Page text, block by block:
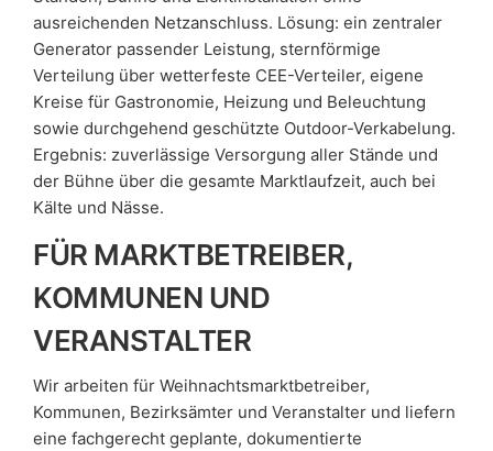
ausreichenden Netzanschluss. Lösung: ein zentraler
Generator passender Leistung, sternförmige
Verteilung über wetterfeste CEE-Verteiler, eigene
Kreise für Gastronomie, Heizung und Beleuchtung
sowie durchgehend geschützte Outdoor-Verkabelung.
Ergebnis: zuverlässige Versorgung aller Stände und
der Bühne über die gesamte Marktlaufzeit, auch bei
Kälte und Nässe.
FÜR MARKTBETREIBER,
KOMMUNEN UND
VERANSTALTER
Wir arbeiten für Weihnachtsmarktbetreiber,
Kommunen, Bezirksämter und Veranstalter und liefern
eine fachgerecht geplante, dokumentierte